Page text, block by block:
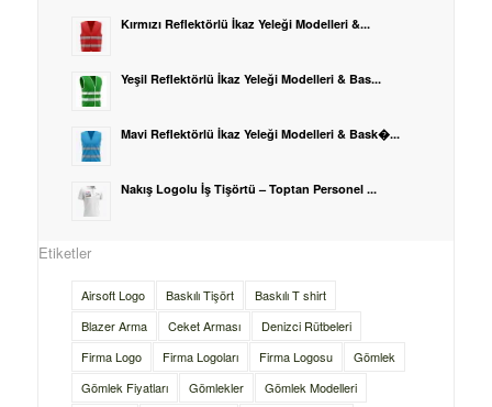
Kırmızı Reflektörlü İkaz Yeleği Modelleri &...
Yeşil Reflektörlü İkaz Yeleği Modelleri & Bas...
Mavi Reflektörlü İkaz Yeleği Modelleri & Bask�...
Nakış Logolu İş Tişörtü – Toptan Personel ...
Etiketler
Airsoft Logo Baskılı Tişört
Baskılı T shirt
Blazer Arma
Ceket Arması
Denizci Rütbeleri
Firma Logo
Firma Logoları Firma Logosu
Gömlek
Gömlek Fiyatları
Gömlekler
Gömlek Modelleri